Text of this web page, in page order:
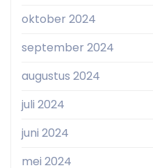
oktober 2024
september 2024
augustus 2024
juli 2024
juni 2024
mei 2024